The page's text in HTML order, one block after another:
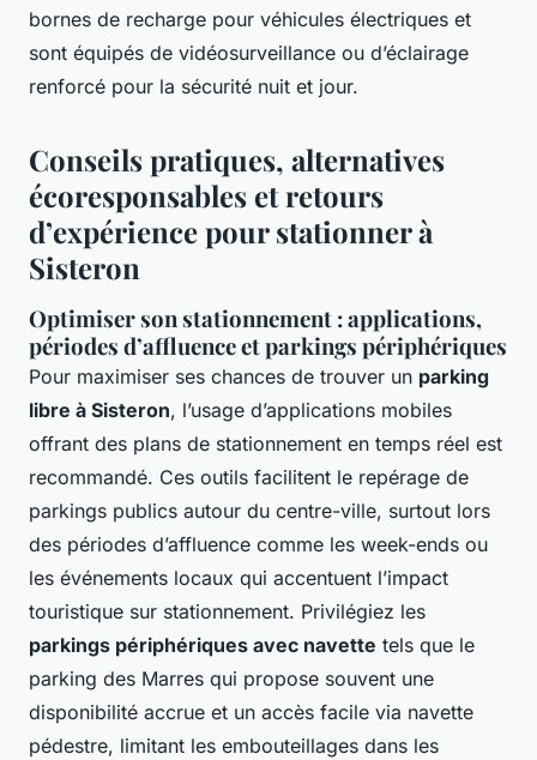
bornes de recharge pour véhicules électriques et
sont équipés de vidéosurveillance ou d’éclairage
renforcé pour la sécurité nuit et jour.
Conseils pratiques, alternatives
écoresponsables et retours
d’expérience pour stationner à
Sisteron
Optimiser son stationnement : applications,
périodes d’affluence et parkings périphériques
Pour maximiser ses chances de trouver un parking
libre à Sisteron, l’usage d’applications mobiles
offrant des plans de stationnement en temps réel est
recommandé. Ces outils facilitent le repérage de
parkings publics autour du centre-ville, surtout lors
des périodes d’affluence comme les week-ends ou
les événements locaux qui accentuent l’impact
touristique sur stationnement. Privilégiez les
parkings périphériques avec navette tels que le
parking des Marres qui propose souvent une
disponibilité accrue et un accès facile via navette
pédestre, limitant les embouteillages dans les